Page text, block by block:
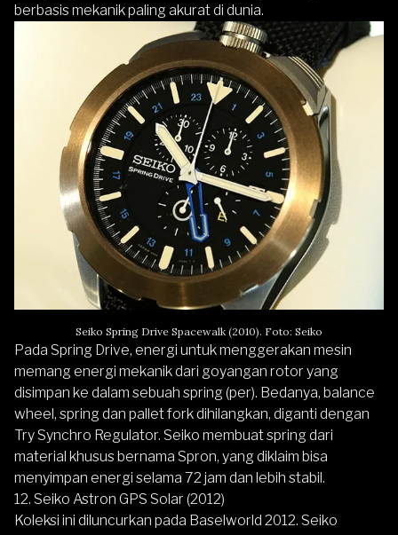
berbasis mekanik paling akurat di dunia.
Seiko Spring Drive Spacewalk (2010). Foto: Seiko
Pada Spring Drive, energi untuk menggerakan mesin
memang energi mekanik dari goyangan rotor yang
disimpan ke dalam sebuah spring (per). Bedanya, balance
wheel, spring dan pallet fork dihilangkan, diganti dengan
Try Synchro Regulator. Seiko membuat spring dari
material khusus bernama Spron, yang diklaim bisa
menyimpan energi selama 72 jam dan lebih stabil.
12. Seiko Astron GPS Solar (2012)
Koleksi ini diluncurkan pada Baselworld 2012. Seiko